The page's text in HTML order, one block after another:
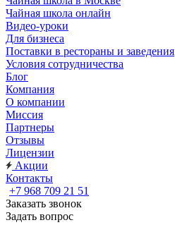
Чайная школа онлайн
Видео-уроки
Для бизнеса
Поставки в рестораны и заведения
Условия сотрудничества
Блог
Компания
О компании
Миссия
Партнеры
Отзывы
Лицензии
Акции
Контакты
+7 968 709 21 51
Заказать звонок
Задать вопрос